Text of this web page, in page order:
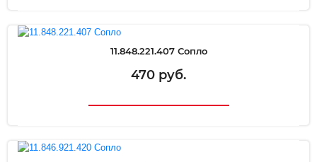
11.848.221.407 Сопло
470 руб.